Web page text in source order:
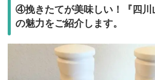
④挽きたてが美味しい！『四川
の魅力をご紹介します。